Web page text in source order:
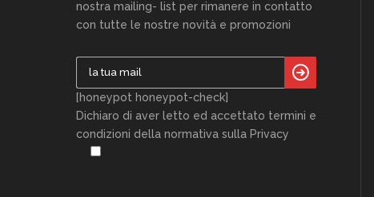
nostra mailing- list per rimanere in contatto
con tutte le nostre novità e promozioni
[honeypot honeypot-check]
Dichiaro di aver letto ed accettato termini e
condizioni della normativa sulla Privacy